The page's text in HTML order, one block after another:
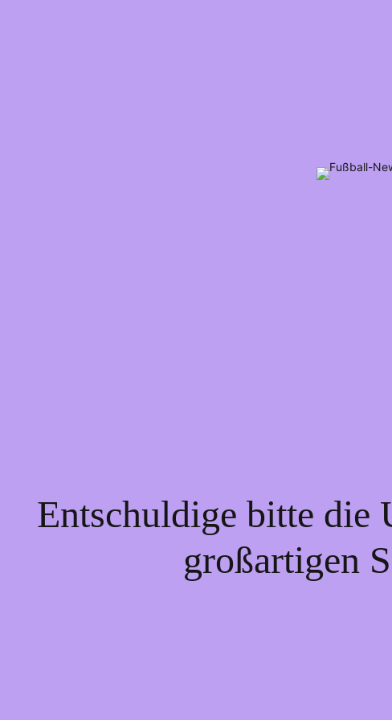
Entschuldige bitte die
großartigen